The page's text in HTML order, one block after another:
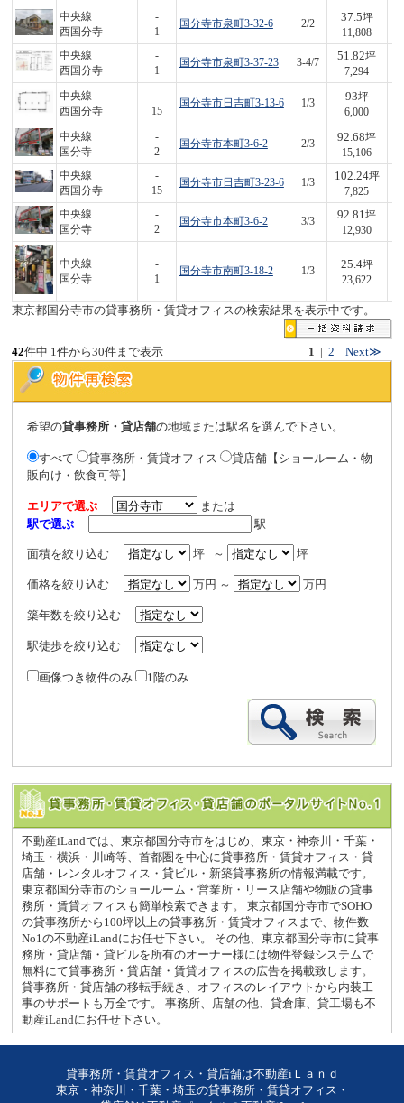
中央線
西国分寺
-
1
国分寺市泉町3-32-6 2/2
37.5坪
11,808
中央線
西国分寺
-
1
国分寺市泉町3-37-23 3-4/7
51.82坪
7,294
中央線
西国分寺
-
15
国分寺市日吉町3-13-6 1/3
93坪
6,000
中央線
国分寺
-
2
国分寺市本町3-6-2 2/3
92.68坪
15,106
中央線
西国分寺
-
15
国分寺市日吉町3-23-6 1/3
102.24坪
7,825
中央線
国分寺
-
2
国分寺市本町3-6-2 3/3
92.81坪
12,930
中央線
国分寺
-
1
国分寺市南町3-18-2 1/3
25.4坪
23,622
東京都国分寺市の貸事務所・賃貸オフィスの検索結果を表示中です。
1 |2 Next≫
42件中 1件から30件まで表示
希望の貸事務所・貸店舗の地域または駅名を選んで下さい。
すべて 貸事務所・賃貸オフィス
貸店舗【ショールーム・物
販向け・飲食可等】
エリアで選ぶ
または
駅で選ぶ
駅
面積を絞り込む 坪 ～ 坪
価格を絞り込む 万円 ～ 万円
築年数を絞り込む
駅徒歩を絞り込む
画像つき物件のみ 1階のみ
不動産iLandでは、東京都国分寺市をはじめ、東京・神奈川・千葉・
埼玉・横浜・川崎等、首都圏を中心に貸事務所・賃貸オフィス・貸
店舗・レンタルオフィス・貸ビル・新築貸事務所の情報満載です。
東京都国分寺市のショールーム・営業所・リース店舗や物販の貸事
務所・賃貸オフィスも簡単検索できます。 東京都国分寺市でSOHO
の貸事務所から100坪以上の貸事務所・賃貸オフィスまで、物件数
No1の不動産iLandにお任せ下さい。 その他、東京都国分寺市に貸事
務所・貸店舗・貸ビルを所有のオーナー様には物件登録システムで
無料にて貸事務所・貸店舗・賃貸オフィスの広告を掲載致します。
貸事務所・貸店舗の移転手続き、オフィスのレイアウトから内装工
事のサポートも万全です。 事務所、店舗の他、貸倉庫、貸工場も不
動産iLandにお任せ下さい。
貸事務所・賃貸オフィス・貸店舗は不動産iＬａｎｄ
東京・神奈川・千葉・埼玉の貸事務所・賃貸オフィス・